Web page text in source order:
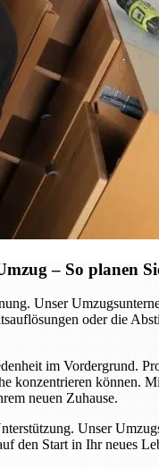
– So planen
Unser
oder die
im Vordergrund.
konzentrieren
neuen Zuhause.
Unser
den Start in Ihr neues